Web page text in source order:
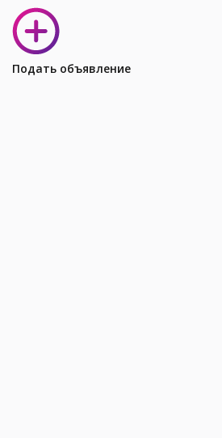
Подать объявление